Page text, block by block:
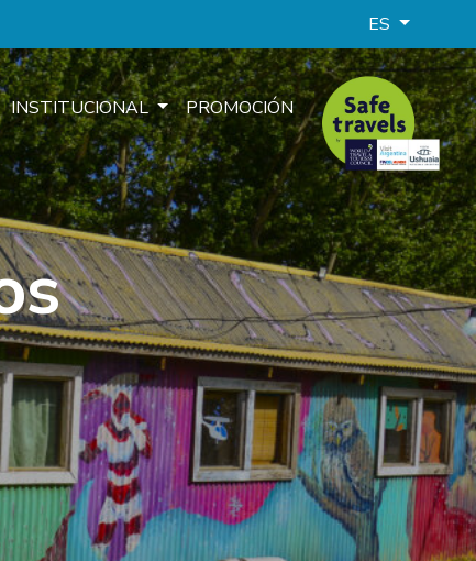
ES
INSTITUCIONAL PROMOCIÓN